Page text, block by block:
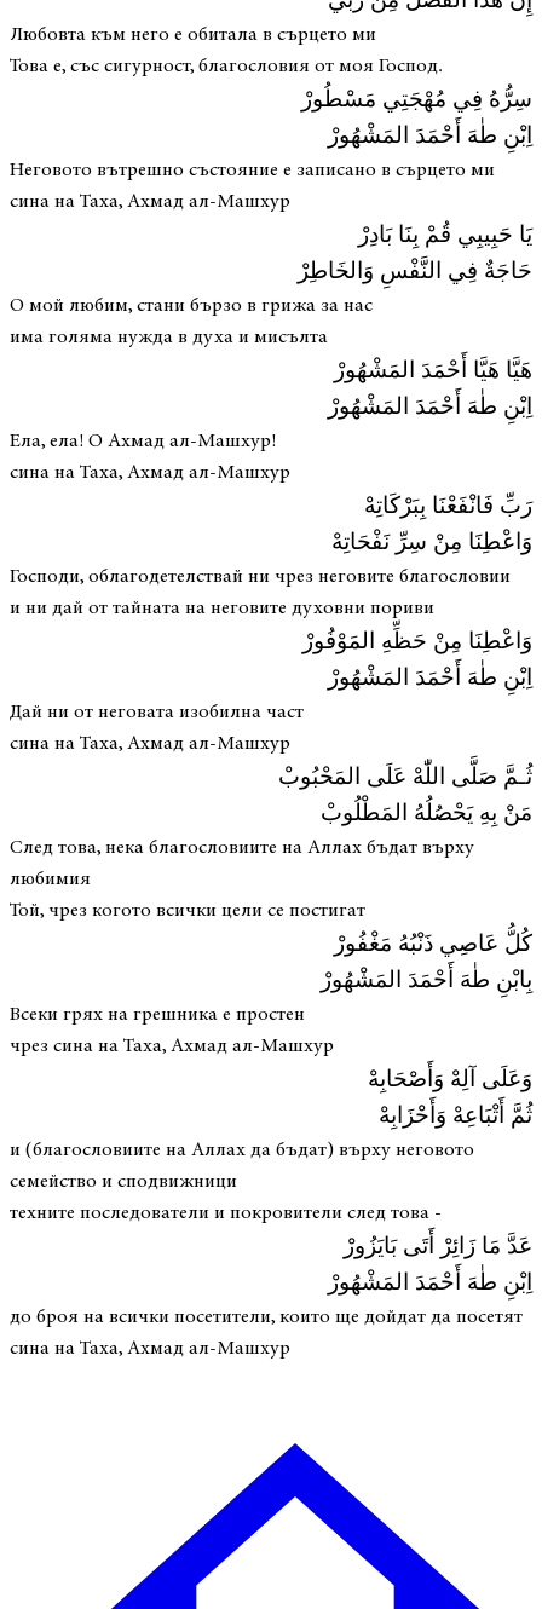
Любовта към него е обитала в сърцето ми
Това е, със сигурност, благословия от моя Господ.
سِرُّهُ فِي مُهْجَتِي مَسْطُورْ
اِبْنِ طٰهَ أَحْمَدَ المَشْهُورْ
Неговото вътрешно състояние е записано в сърцето ми
сина на Таха, Ахмад ал-Машхур
يَا حَبِيبِي قُمْ بِنَا بَادِرْ
حَاجَةٌ فِي النَّفْسِ وَالخَاطِرْ
О мой любим, стани бързо в грижа за нас
има голяма нужда в духа и мисълта
هَيَّا هَيَّا أَحْمَدَ المَشْهُورْ
اِبْنِ طٰهَ أَحْمَدَ المَشْهُورْ
Ела, ела! О Ахмад ал-Машхур!
сина на Таха, Ахмад ал-Машхур
رَبِّ فَانْفَعْنَا بِبَرْكَاتِهْ
وَاعْطِنَا مِنْ سِرِّ نَفْحَاتِهْ
Господи, облагодетелствай ни чрез неговите благословии
и ни дай от тайната на неговите духовни пориви
وَاعْطِنَا مِنْ حَظِّهِ المَوْفُورْ
اِبْنِ طٰهَ أَحْمَدَ المَشْهُورْ
Дай ни от неговата изобилна част
сина на Таха, Ахмад ал-Машхур
ثُـمَّ صَلَّى اللّٰهْ عَلَى المَحْبُوبْ
مَنْ بِهِ يَحْصُلُهُ المَطْلُوبْ
След това, нека благословиите на Аллах бъдат върху
любимия
Той, чрез когото всички цели се постигат
كُلُّ عَاصِي ذَنْبُهُ مَغْفُورْ
بِابْنِ طٰهَ أَحْمَدَ المَشْهُورْ
Всеки грях на грешника е простен
чрез сина на Таха, Ахмад ал-Машхур
وَعَلَى آلِهْ وَأَصْحَابِهْ
ثُمَّ أَتْبَاعِهْ وَأَحْزَابِهْ
и (благословиите на Аллах да бъдат) върху неговото
семейство и сподвижници
техните последователи и покровители след това -
عَدَّ مَا زَائِرْ أَتَى بَايَزُورْ
اِبْنِ طٰهَ أَحْمَدَ المَشْهُورْ
до броя на всички посетители, които ще дойдат да посетят
сина на Таха, Ахмад ал-Машхур